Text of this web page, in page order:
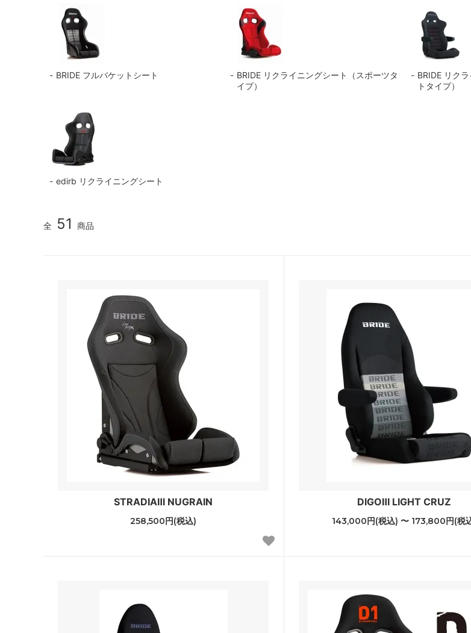
BRIDE フルバケットシート
BRIDE リクライニングシート（スポーツタ
イプ）
BRIDE リク
トタイプ）
edirb リクライニングシート
全 51 商品
STRADIAⅢ NUGRAIN
258,500円(税込)
DIGOⅢ LIGHT CRUZ
143,000円(税込) 〜 173,800円(税